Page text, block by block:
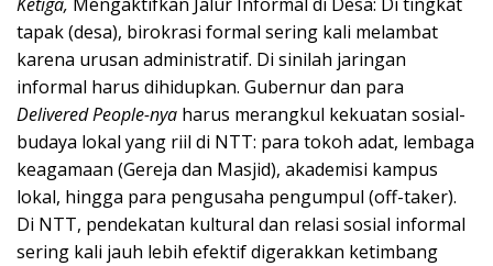
tapak (desa), birokrasi formal sering kali melambat
karena urusan administratif. Di sinilah jaringan
informal harus dihidupkan. Gubernur dan para
Delivered People-nya harus merangkul kekuatan sosial-
budaya lokal yang riil di NTT: para tokoh adat, lembaga
keagamaan (Gereja dan Masjid), akademisi kampus
lokal, hingga para pengusaha pengumpul (off-taker).
Di NTT, pendekatan kultural dan relasi sosial informal
sering kali jauh lebih efektif digerakkan ketimbang